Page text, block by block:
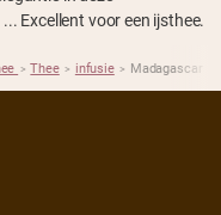
Excellent voor een ijsthee.
> Thee > infusie > Madagascar